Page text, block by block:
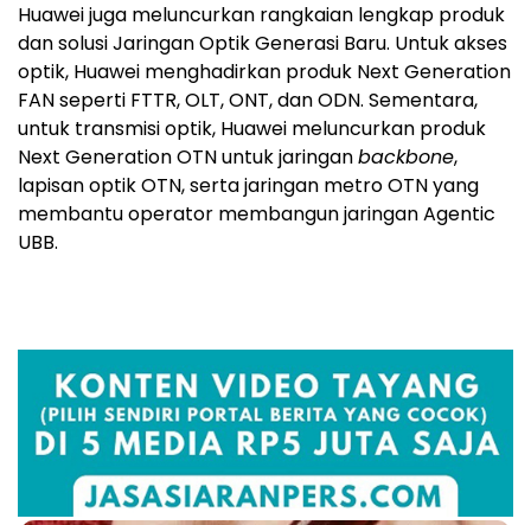
Huawei juga meluncurkan rangkaian lengkap produk
dan solusi Jaringan Optik Generasi Baru. Untuk akses
optik, Huawei menghadirkan produk Next Generation
FAN seperti FTTR, OLT, ONT, dan ODN. Sementara,
untuk transmisi optik, Huawei meluncurkan produk
Next Generation OTN untuk jaringanbackbone,
lapisan optik OTN, serta jaringan metro OTN yang
membantu operator membangun jaringan Agentic
UBB.